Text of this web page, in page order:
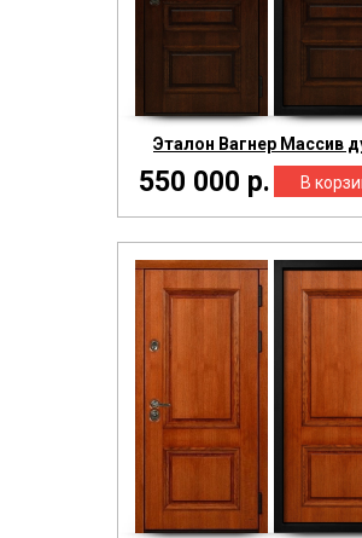
Эталон Вагнер Массив
550 000 р.